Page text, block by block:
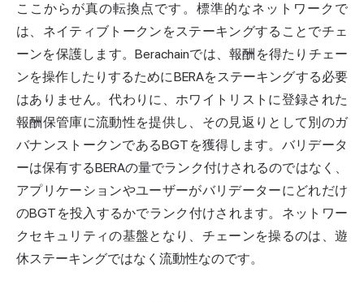
ここからが真の転換点です。標準的なネットワークで
は、ネイティブトークンをステーキングすることでチェ
ーンを保護します。Berachainでは、報酬を得たりチェー
ンを操作したりするためにBERAをステーキングする必要
はありません。代わりに、ホワイトリストに登録された
報酬保管庫に流動性を提供し、その見返りとして別のガ
バナンストークンであるBGTを獲得します。バリデータ
ーは保有するBERAの量でランク付けされるのではなく、
アプリケーションやユーザーがバリデーターにどれだけ
のBGTを投入するかでランク付けされます。ネットワー
クセキュリティの基盤となり、チェーンを操るのは、遊
休ステーキングではなく流動性なのです。